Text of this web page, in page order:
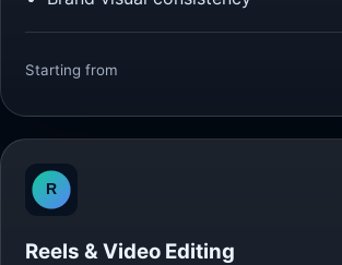
Starting from
Reels & Video Editing